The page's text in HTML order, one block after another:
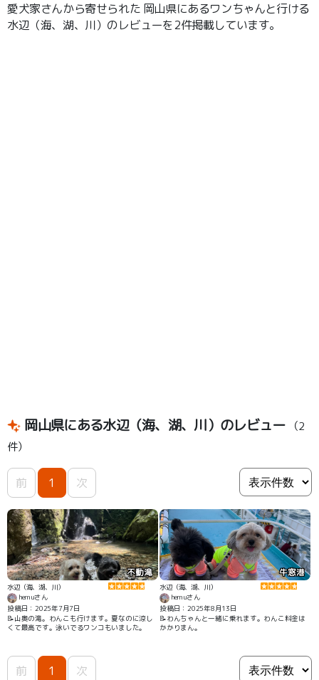
愛犬家さんから寄せられた 岡山県にあるワンちゃんと行ける
水辺（海、湖、川）のレビューを2件掲載しています。
岡山県にある水辺（海、湖、川）のレビュー （2
件）
前 1 次
不動滝
水辺（海、湖、川）
hemuさん
投稿日：2025年7月7日
📝山奥の滝。わんこも行けます。夏なのに涼し
くて最高です。泳いでるワンコもいました。
牛窓港
水辺（海、湖、川）
hemuさん
投稿日：2025年8月13日
📝わんちゃんと一緒に乗れます。わんこ料金は
かかりまん。
前 1 次